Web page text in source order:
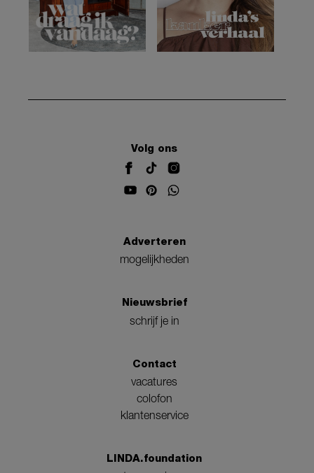
Volg ons
Adverteren
mogelijkheden
Nieuwsbrief
schrijf je in
Contact
vacatures
colofon
klantenservice
LINDA.foundation